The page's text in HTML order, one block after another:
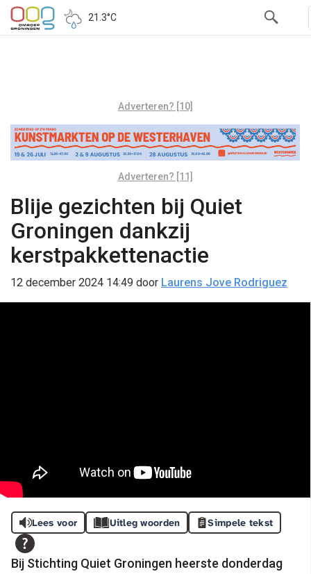
21.3°C
Adverteren? [10]
Adverteren? [11]
Blije gezichten bij Quiet
Groningen dankzij
kerstpakkettenactie
12 december 2024 14:49 door Laurens Jove Rodriguez
Lees voor Uitleg woorden Simpele tekst
Bij Stichting Quiet Groningen heerste donderdag